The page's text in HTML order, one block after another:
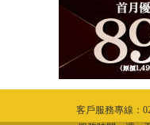
客戶服務專線：